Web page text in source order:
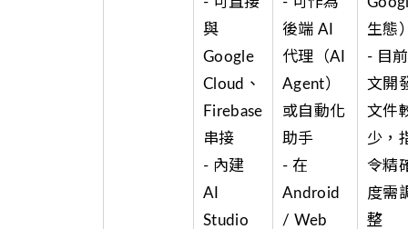
與
Google
Cloud、
Firebase
串接
- 內建
AI
Studio
後端 AI
代理（AI
Agent）
或自動化
助手
- 在
Android
/ Web
生態
- 目
文開
文件
少，
令精
度需
整